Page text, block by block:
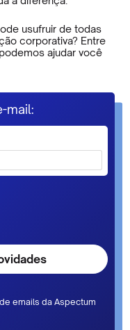
usufruir de todas
corporativa? Entre
ajudar você
mail:
emails da Aspectum